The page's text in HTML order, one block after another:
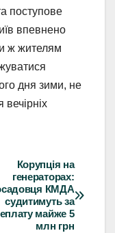
поступове
впевнено
ж жителям
дня зими, не
Корупція на
генераторах:
КМДА
судитимуть за
майже 5
млн грн